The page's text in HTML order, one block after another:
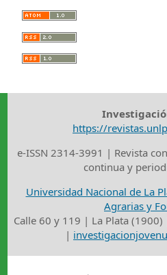
https://
e-ISSN 2314-3991 | Revista
continua y
Universidad Nacional de La
Agrarias y
Calle 60 y 119 | La Plata
|